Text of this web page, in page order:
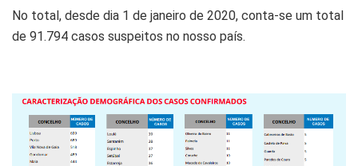
No total, desde dia 1 de janeiro de 2020, conta-se um total
de 91.794 casos suspeitos no nosso país.